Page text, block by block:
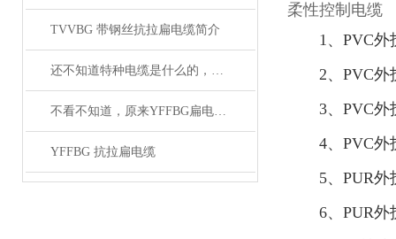
TVVBG 带钢丝抗拉扁电缆简介
还不知道特种电缆是什么的，请看这里！
不看不知道，原来YFFBG扁电缆还有这些故障
YFFBG 抗拉扁电缆
柔性控制电缆
1、PVC
2、PVC
3、PVC
4、PVC外
5、PUR
6、PUR